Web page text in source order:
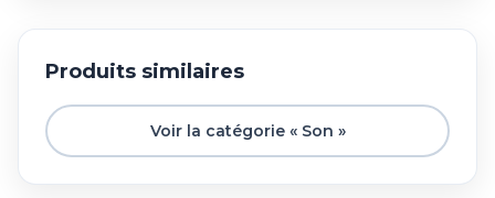
Produits similaires
Voir la catégorie « Son »